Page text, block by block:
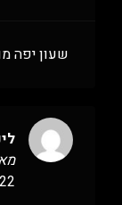
שעון יפה